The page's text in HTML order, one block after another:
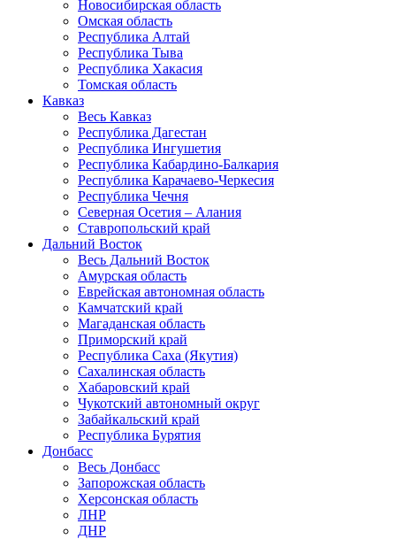
Новосибирская область
Омская область
Республика Алтай
Республика Тыва
Республика Хакасия
Томская область
Кавказ
Весь Кавказ
Республика Дагестан
Республика Ингушетия
Республика Кабардино-Балкария
Республика Карачаево-Черкесия
Республика Чечня
Северная Осетия – Алания
Ставропольский край
Дальний Восток
Весь Дальний Восток
Амурская область
Еврейская автономная область
Камчатский край
Магаданская область
Приморский край
Республика Саха (Якутия)
Сахалинская область
Хабаровский край
Чукотский автономный округ
Забайкальский край
Республика Бурятия
Донбасс
Весь Донбасс
Запорожская область
Херсонская область
ЛНР
ДНР